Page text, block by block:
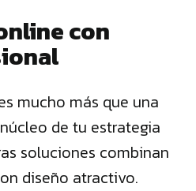
con
mucho más que una
de tu estrategia
soluciones combinan
diseño atractivo.